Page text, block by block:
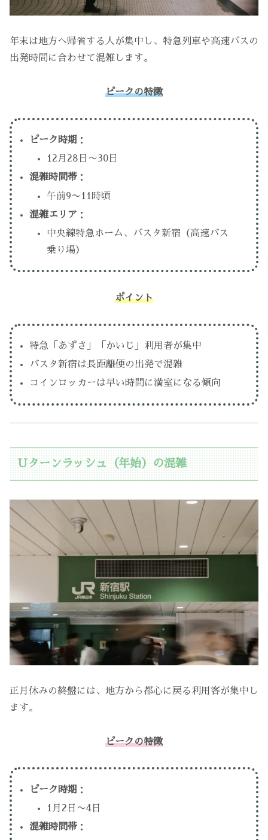
年末は地方へ帰省する人が集中し、特急列車や高速バスの
出発時間に合わせて混雑します。
ピークの特徴
ピーク時期 ：
12月28日〜30日
混雑時間帯 ：
午前9〜11時頃
混雑エリア ：
中央線特急ホーム、バスタ新宿（高速バス
乗り場）
ポイント
特急「あずさ」「かいじ」利用者が集中
バスタ新宿は長距離便の出発で混雑
コインロッカーは早い時間に満室になる傾向
Uターンラッシュ（年始）の混雑
正月休みの終盤には、地方から都心に戻る利用客が集中し
ます。
ピークの特徴
ピーク時期 ：
1月2日〜4日
混雑時間帯 ：